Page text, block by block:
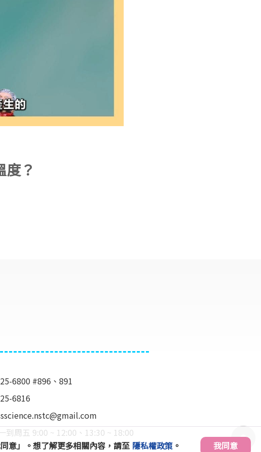
？
6800 #896、891
6816
到周五 9:00 ~ 12:00、13:30 ~ 18:00
意」。想了解更多相關內容，請至 隱私權政策 。 我同意